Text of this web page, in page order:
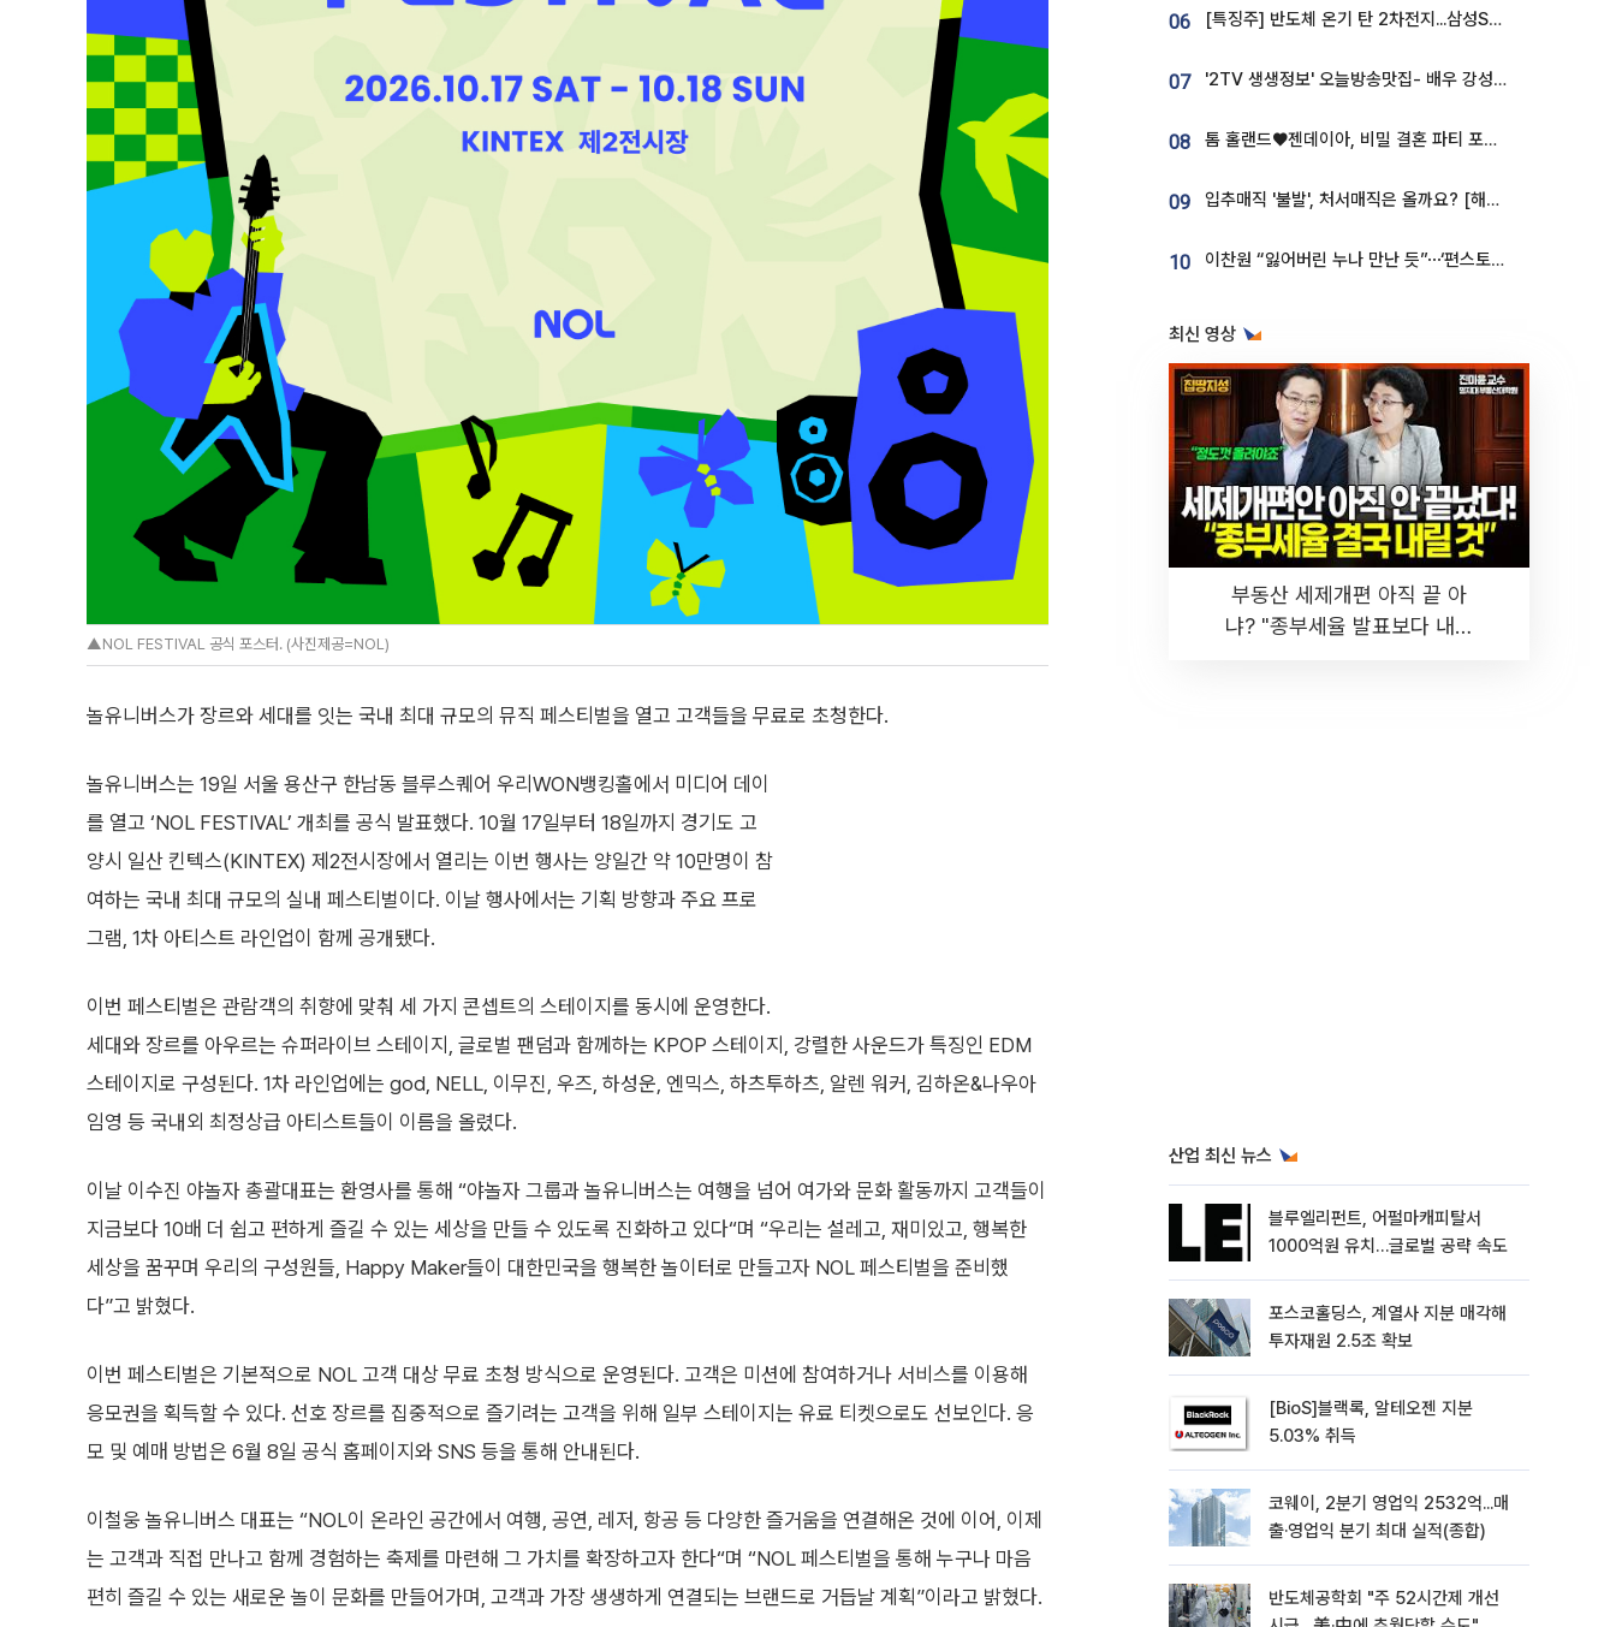
▲NOL FESTIVAL 공식 포스터. (사진제공=NOL)
놀유니버스가 장르와 세대를 잇는 국내 최대 규모의 뮤직 페스티벌을 열고 고객들을 무료로 초청한다.
놀유니버스는 19일 서울 용산구 한남동 블루스퀘어 우리WON뱅킹홀에서 미디어 데이
를 열고 ‘NOL FESTIVAL’ 개최를 공식 발표했다. 10월 17일부터 18일까지 경기도 고
양시 일산 킨텍스(KINTEX) 제2전시장에서 열리는 이번 행사는 양일간 약 10만명이 참
여하는 국내 최대 규모의 실내 페스티벌이다. 이날 행사에서는 기획 방향과 주요 프로
그램, 1차 아티스트 라인업이 함께 공개됐다.
이번 페스티벌은 관람객의 취향에 맞춰 세 가지 콘셉트의 스테이지를 동시에 운영한다.
세대와 장르를 아우르는 슈퍼라이브 스테이지, 글로벌 팬덤과 함께하는 KPOP 스테이지, 강렬한 사운드가 특징인 EDM
스테이지로 구성된다. 1차 라인업에는 god, NELL, 이무진, 우즈, 하성운, 엔믹스, 하츠투하츠, 알렌 워커, 김하온&나우아
임영 등 국내외 최정상급 아티스트들이 이름을 올렸다.
이날 이수진 야놀자 총괄대표는 환영사를 통해 “야놀자 그룹과 놀유니버스는 여행을 넘어 여가와 문화 활동까지 고객들이
지금보다 10배 더 쉽고 편하게 즐길 수 있는 세상을 만들 수 있도록 진화하고 있다“며 “우리는 설레고, 재미있고, 행복한
세상을 꿈꾸며 우리의 구성원들, Happy Maker들이 대한민국을 행복한 놀이터로 만들고자 NOL 페스티벌을 준비했
다”고 밝혔다.
이번 페스티벌은 기본적으로 NOL 고객 대상 무료 초청 방식으로 운영된다. 고객은 미션에 참여하거나 서비스를 이용해
응모권을 획득할 수 있다. 선호 장르를 집중적으로 즐기려는 고객을 위해 일부 스테이지는 유료 티켓으로도 선보인다. 응
모 및 예매 방법은 6월 8일 공식 홈페이지와 SNS 등을 통해 안내된다.
이철웅 놀유니버스 대표는 “NOL이 온라인 공간에서 여행, 공연, 레저, 항공 등 다양한 즐거움을 연결해온 것에 이어, 이제
는 고객과 직접 만나고 함께 경험하는 축제를 마련해 그 가치를 확장하고자 한다“며 “NOL 페스티벌을 통해 누구나 마음
편히 즐길 수 있는 새로운 놀이 문화를 만들어가며, 고객과 가장 생생하게 연결되는 브랜드로 거듭날 계획”이라고 밝혔다.
06 [특징주] 반도체 온기 탄 2차전지...삼성SDI, 장 초반 7% 넘게 껑충
07 '2TV 생생정보' 오늘방송맛집- 배우 강성진 단골! 쌀국수ㆍ푸팟퐁 커리 맛집 '블○○○'
08 톰 홀랜드♥젠데이아, 비밀 결혼 파티 포착⋯호텔 대관비만 9억
09 입추매직 '불발', 처서매직은 올까요? [해시태그]
10 이찬원 “잃어버린 누나 만난 듯”⋯‘편스토랑’서 매력 폭발
최신 영상
부동산 세제개편 아직 끝 아
냐? "종부세율 발표보다 내릴
산업 최신 뉴스
블루엘리펀트, 어펄마캐피탈서
1000억원 유치…글로벌 공략 속도
포스코홀딩스, 계열사 지분 매각해
투자재원 2.5조 확보
[BioS]블랙록, 알테오젠 지분
5.03% 취득
코웨이, 2분기 영업익 2532억...매
출·영업익 분기 최대 실적(종합)
반도체공학회 "주 52시간제 개선